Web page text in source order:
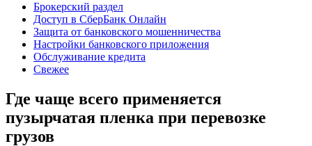
Брокерский раздел
Доступ в СберБанк Онлайн
Защита от банковского мошенничества
Настройки банковского приложения
Обслуживание кредита
Свежее
Где чаще всего применяется
пузырчатая пленка при перевозке
грузов